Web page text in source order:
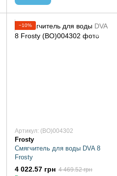
−10%
Артикул: (BO)004302
Frosty
Смягчитель для воды DVA 8
Frosty
4 022.57 грн 4 469.52 грн